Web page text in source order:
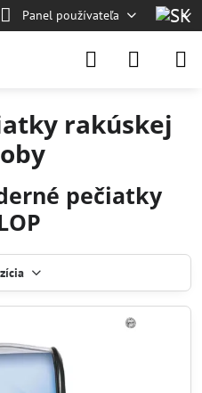
Panel používateľa
rakúskej
pečiatky